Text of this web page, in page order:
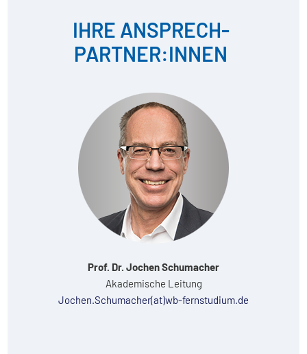
IHRE ANSPRECH­
PARTNER:INNEN
Prof. Dr. Jochen Schumacher
Akademische Leitung
Jochen.Schumacher(at)wb-fernstudium.de